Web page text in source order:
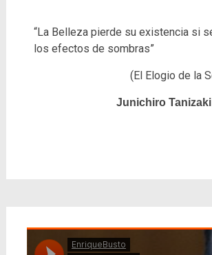
“La Belleza pierde su existencia si
los efectos de sombras”
(El Elogio de la
Junichiro